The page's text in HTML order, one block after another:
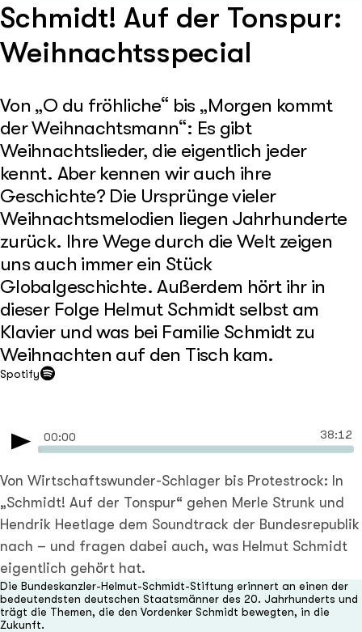
Schmidt! Auf der Tonspur:
Weihnachtsspecial
Von „O du fröhliche“ bis „Morgen kommt
der Weihnachtsmann“: Es gibt
Weihnachtslieder, die eigentlich jeder
kennt. Aber kennen wir auch ihre
Geschichte? Die Ursprünge vieler
Weihnachtsmelodien liegen Jahrhunderte
zurück. Ihre Wege durch die Welt zeigen
uns auch immer ein Stück
Globalgeschichte. Außerdem hört ihr in
dieser Folge Helmut Schmidt selbst am
Klavier und was bei Familie Schmidt zu
Weihnachten auf den Tisch kam.
Spotify
00:00 38:12
Von Wirtschaftswunder-Schlager bis Protestrock: In
„Schmidt! Auf der Tonspur“ gehen Merle Strunk und
Hendrik Heetlage dem Soundtrack der Bundesrepublik
nach – und fragen dabei auch, was Helmut Schmidt
eigentlich gehört hat.
Die Bundeskanzler-Helmut-Schmidt-Stiftung erinnert an einen der
bedeutendsten deutschen Staatsmänner des 20. Jahrhunderts und
trägt die Themen, die den Vordenker Schmidt bewegten, in die
Zukunft.